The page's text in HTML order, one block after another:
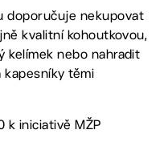
doporučuje nekupovat
kvalitní kohoutkovou,
kelímek nebo nahradit
kapesníky těmi
k iniciativě MŽP